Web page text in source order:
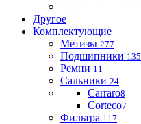
Другое
Комплектующие
Метизы 277
Подшипники 135
Ремни 11
Сальники 24
Carraro8
Corteco7
Фильтра 117